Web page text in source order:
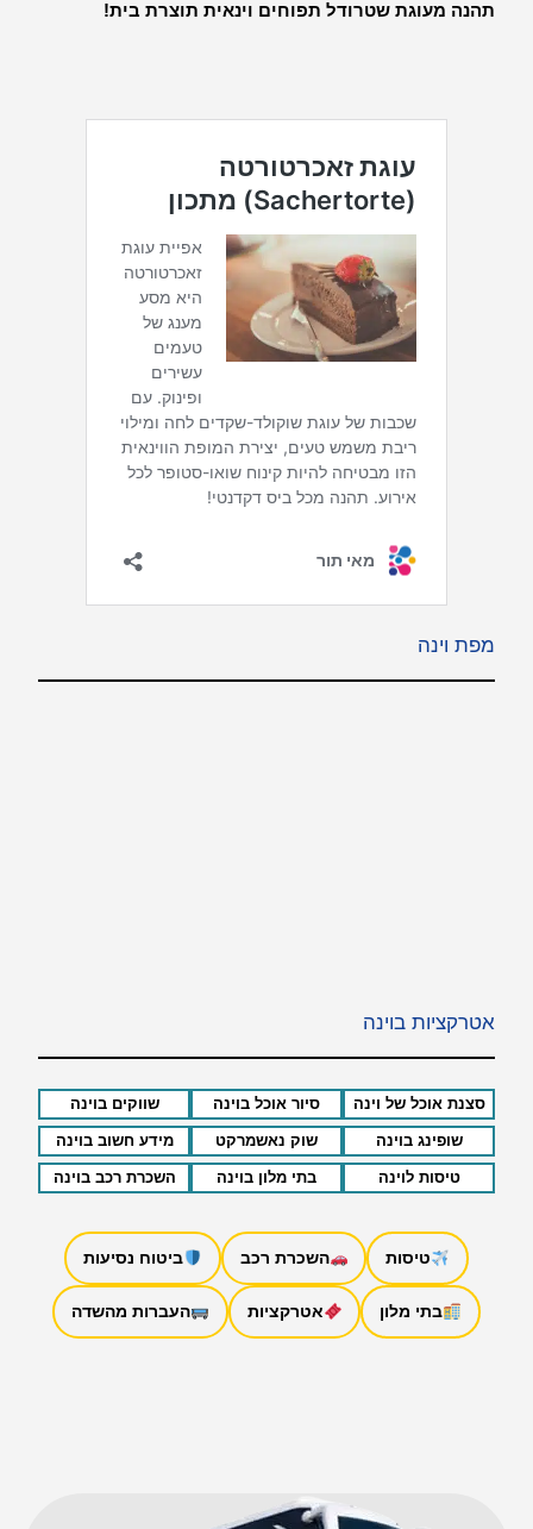
תהנה מעוגת שטרודל תפוחים וינאית תוצרת בית!
מפת וינה
אטרקציות בוינה
סצנת אוכל של וינה סיור אוכל בוינה שווקים בוינה
שופינג בוינה שוק נאשמרקט מידע חשוב בוינה
טיסות לוינה בתי מלון בוינה השכרת רכב בוינה
טיסות השכרת רכב ביטוח נסיעות
בתי מלון אטרקציות העברות מהשדה